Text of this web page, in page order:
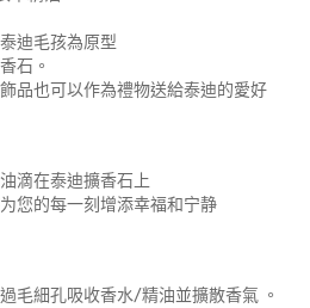
迪毛孩為原型
石。
品也可以作為禮物送給泰迪的愛好
滴在泰迪擴香石上
您的每一刻增添幸福和宁静
毛細孔吸收香水/精油並擴散香氣 。